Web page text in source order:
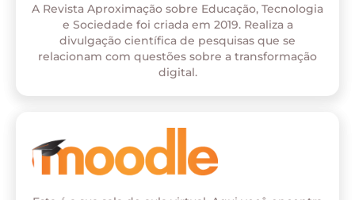
A Revista Aproximação sobre Educação, Tecnologia
e Sociedade foi criada em 2019. Realiza a
divulgação científica de pesquisas que se
relacionam com questões sobre a transformação
digital.